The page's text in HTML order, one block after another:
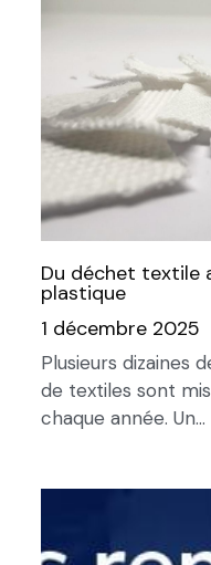
Du déchet textile
plastique
1 décembre 2025
Plusieurs dizaines
de textiles sont
chaque année. Un...